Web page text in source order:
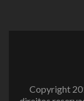
Copyright